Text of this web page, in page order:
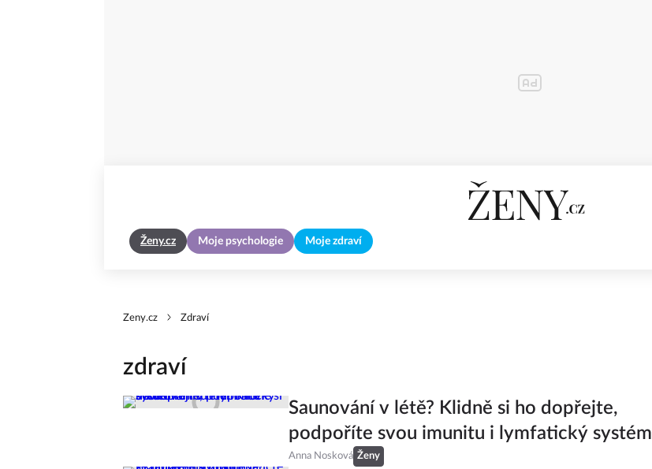
Ženy.cz Moje psychologie Moje zdraví
Zeny.cz Zdraví
zdraví
Saunování v létě? Klidně si ho dopřejte,
podpoříte svou imunitu i lymfatický systém
Anna Nosková Ženy